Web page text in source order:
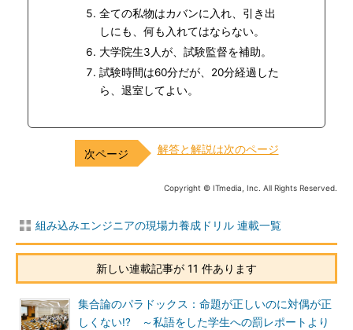
全ての私物はカバンに入れ、引き出
しにも、何も入れてはならない。
大学院生3人が、試験監督を補助。
試験時間は60分だが、20分経過した
ら、退室してよい。
解答と解説は次のページ
Copyright © ITmedia, Inc. All Rights Reserved.
組み込みエンジニアの現場力養成ドリル 連載一覧
新しい連載記事が 11 件あります
集合論のパラドックス：命題が正しいのに対偶が正
しくない!? ～私語をした学生への罰レポートより